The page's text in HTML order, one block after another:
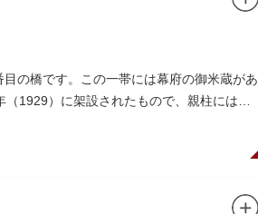
りであったのに対して、アメ横は満州から
屋通り）」と呼ばれるように。反対側のJR
り）」と呼ばれるようになりました。こ
の橋です。この一帯には幕府の御米蔵があ
1929）に架設されたもので、親柱には馬